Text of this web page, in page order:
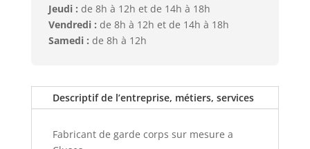
Jeudi : de 8h à 12h et de 14h à 18h
Vendredi : de 8h à 12h et de 14h à 18h
Samedi : de 8h à 12h
Descriptif de l’entreprise, métiers, services
Fabricant de garde corps sur mesure a